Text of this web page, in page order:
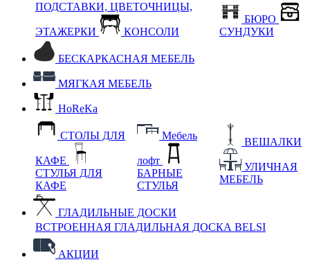
ПОДСТАВКИ, ЦВЕТОЧНИЦЫ,
ЭТАЖЕРКИ КОНСОЛИ
БЮРО
СУНДУКИ
БЕСКАРКАСНАЯ МЕБЕЛЬ
МЯГКАЯ МЕБЕЛЬ
HoReKa
СТОЛЫ ДЛЯ
КАФЕ
СТУЛЬЯ ДЛЯ
КАФЕ
Мебель
лофт
БАРНЫЕ
СТУЛЬЯ
ВЕШАЛКИ
УЛИЧНАЯ
МЕБЕЛЬ
ГЛАДИЛЬНЫЕ ДОСКИ
ВСТРОЕННАЯ ГЛАДИЛЬНАЯ ДОСКА BELSI
АКЦИИ